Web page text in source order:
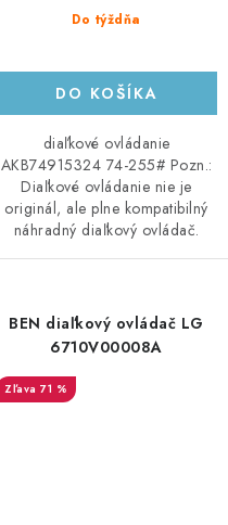
Do týždňa
DO KOŠÍKA
diaľkové ovládanie
AKB74915324 74-255# Pozn.:
Diaľkové ovládanie nie je
originál, ale plne kompatibilný
náhradný diaľkový ovládač.
BEN diaľkový ovládač LG
6710V00008A
71 %